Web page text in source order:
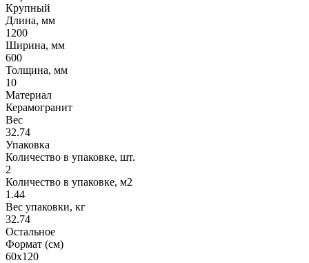
Крупный
Длина, мм
1200
Ширина, мм
600
Толщина, мм
10
Материал
Керамогранит
Вес
32.74
Упаковка
Количество в упаковке, шт.
2
Количество в упаковке, м2
1.44
Вес упаковки, кг
32.74
Остальное
Формат (см)
60x120